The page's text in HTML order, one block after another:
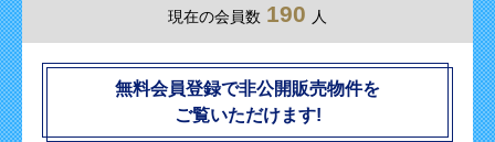
現在の会員数 190 人
無料会員登録で非公開販売物件を
ご覧いただけます!